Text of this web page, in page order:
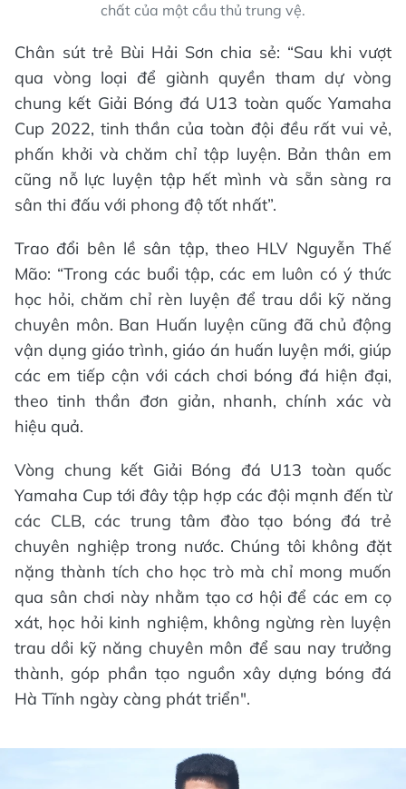
chất của một cầu thủ trung vệ.
Chân sút trẻ Bùi Hải Sơn chia sẻ: “Sau khi vượt
qua vòng loại để giành quyền tham dự vòng
chung kết Giải Bóng đá U13 toàn quốc Yamaha
Cup 2022, tinh thần của toàn đội đều rất vui vẻ,
phấn khởi và chăm chỉ tập luyện. Bản thân em
cũng nỗ lực luyện tập hết mình và sẵn sàng ra
sân thi đấu với phong độ tốt nhất”.
Trao đổi bên lề sân tập, theo HLV Nguyễn Thế
Mão: “Trong các buổi tập, các em luôn có ý thức
học hỏi, chăm chỉ rèn luyện để trau dồi kỹ năng
chuyên môn. Ban Huấn luyện cũng đã chủ động
vận dụng giáo trình, giáo án huấn luyện mới, giúp
các em tiếp cận với cách chơi bóng đá hiện đại,
theo tinh thần đơn giản, nhanh, chính xác và
hiệu quả.
Vòng chung kết Giải Bóng đá U13 toàn quốc
Yamaha Cup tới đây tập hợp các đội mạnh đến từ
các CLB, các trung tâm đào tạo bóng đá trẻ
chuyên nghiệp trong nước. Chúng tôi không đặt
nặng thành tích cho học trò mà chỉ mong muốn
qua sân chơi này nhằm tạo cơ hội để các em cọ
xát, học hỏi kinh nghiệm, không ngừng rèn luyện
trau dồi kỹ năng chuyên môn để sau nay trưởng
thành, góp phần tạo nguồn xây dựng bóng đá
Hà Tĩnh ngày càng phát triển".